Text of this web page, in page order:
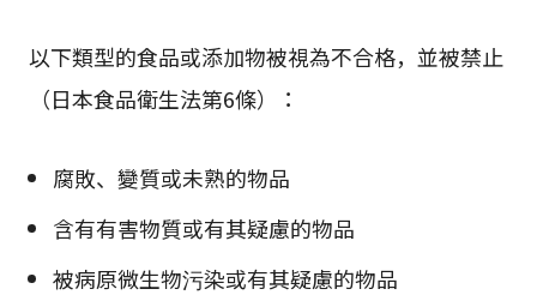
以下類型的食品或添加物被視為不合格，並被禁止
（日本食品衛生法第6條）：
腐敗、變質或未熟的物品
含有有害物質或有其疑慮的物品
被病原微生物污染或有其疑慮的物品